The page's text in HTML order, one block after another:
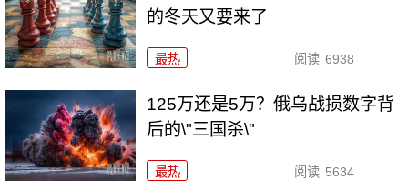
的冬天又要来了
最热 阅读 6938
125万还是5万？俄乌战损数字背
后的\"三国杀\"
最热 阅读 5634